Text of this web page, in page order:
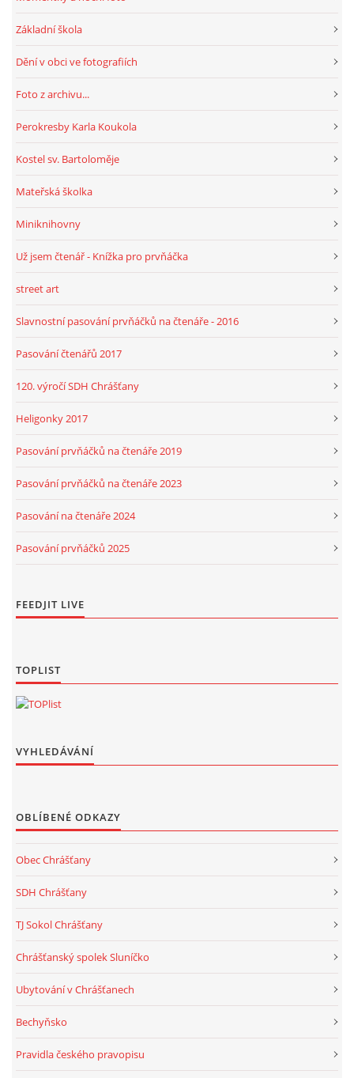
Nahoru ↑
Základní škola
Dění v obci ve fotografiích
Foto z archivu...
Perokresby Karla Koukola
Kostel sv. Bartoloměje
Mateřská školka
Miniknihovny
Už jsem čtenář - Knížka pro prvňáčka
street art
Slavnostní pasování prvňáčků na čtenáře - 2016
Pasování čtenářů 2017
120. výročí SDH Chrášťany
Heligonky 2017
Pasování prvňáčků na čtenáře 2019
Pasování prvňáčků na čtenáře 2023
Pasování na čtenáře 2024
Pasování prvňáčků 2025
FEEDJIT LIVE
TOPLIST
VYHLEDÁVÁNÍ
OBLÍBENÉ ODKAZY
Obec Chrášťany
SDH Chrášťany
TJ Sokol Chrášťany
Chrášťanský spolek Sluníčko
Ubytování v Chrášťanech
Bechyňsko
Pravidla českého pravopisu